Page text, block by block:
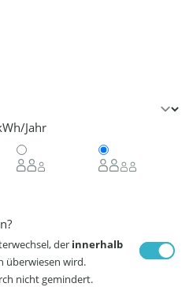
Jahr
der innerhalb
überwiesen wird.
nicht gemindert.